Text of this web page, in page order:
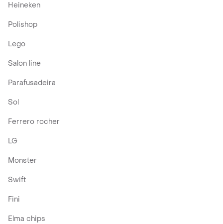
Heineken
Polishop
Lego
Salon line
Parafusadeira
Sol
Ferrero rocher
LG
Monster
Swift
Fini
Elma chips